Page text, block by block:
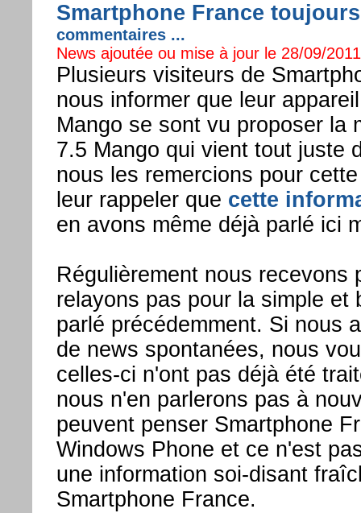
Smartphone France
commentaires ...
News ajoutée ou mise à jour le 28/09/
Plusieurs visiteurs de
nous informer que leur
Mango se sont vu proposer la
7.5 Mango qui vient tout juste
nous les remercions pour
leur rappeler que cette
en avons même déjà parlé ici
Régulièrement nous recevons
relayons pas pour la simple et
parlé précédemment. Si nous
de news spontanées, nous
celles-ci n'ont pas déjà été
nous n'en parlerons pas à
peuvent penser Smartphone
Windows Phone et ce n'est
une information soi-disant
Smartphone France.